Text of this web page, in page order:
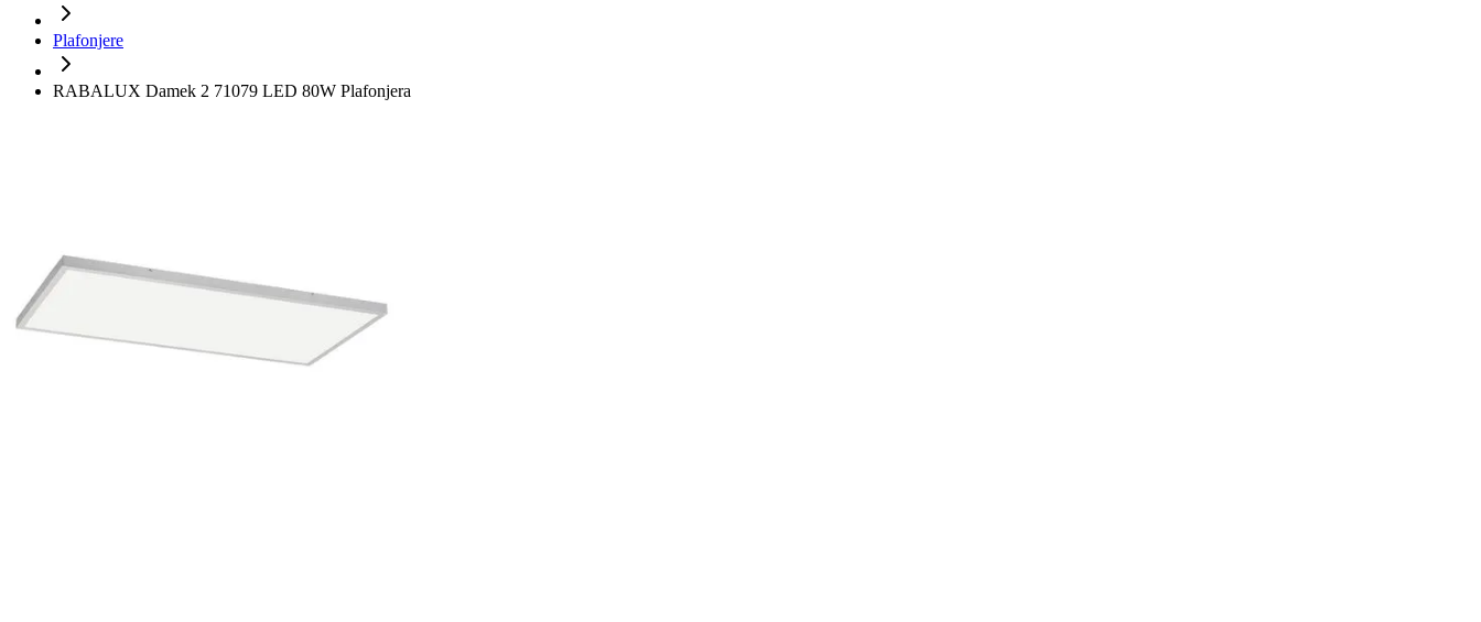
Plafonjere
RABALUX Damek 2 71079 LED 80W Plafonjera